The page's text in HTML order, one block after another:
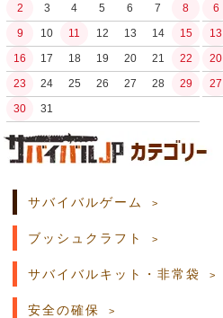
2
3 4 5 6 7
8
9
10 11 12 13 14
15
16
17 18 19 20 21
22
23
24 25 26 27 28
29
30
31
6
13
20
27
土日祝日の商品発送はございません。
サバイバルゲーム
ブッシュクラフト
サバイバルキット・非常袋
安全の確保